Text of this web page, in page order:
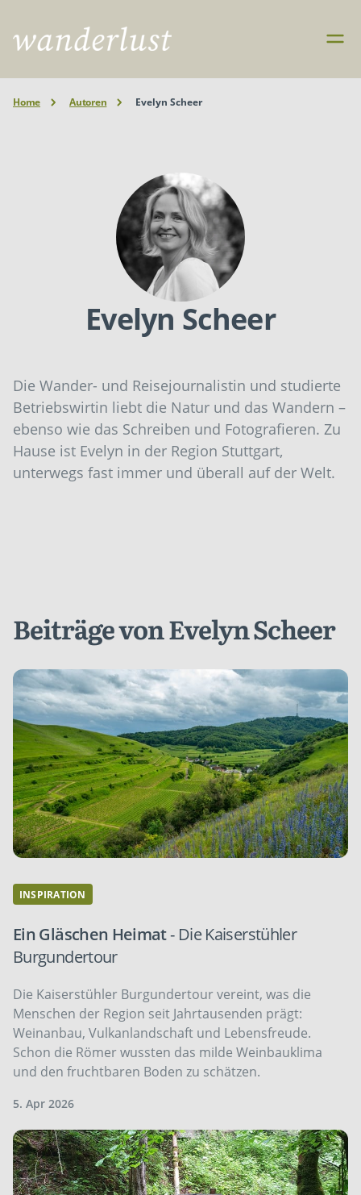
Home Autoren Evelyn Scheer
Evelyn Scheer
Die Wander- und Reisejournalistin und studierte
Betriebswirtin liebt die Natur und das Wandern –
ebenso wie das Schreiben und Fotografieren. Zu
Hause ist Evelyn in der Region Stuttgart,
unterwegs fast immer und überall auf der Welt.
Beiträge von Evelyn Scheer
INSPIRATION
Ein Gläschen Heimat- Die Kaiserstühler
Burgundertour
Die Kaiserstühler Burgundertour vereint, was die
Menschen der Region seit Jahrtausenden prägt:
Weinanbau, Vulkanlandschaft und Lebensfreude.
Schon die Römer wussten das milde Weinbauklima
und den fruchtbaren Boden zu schätzen.
5. Apr 2026